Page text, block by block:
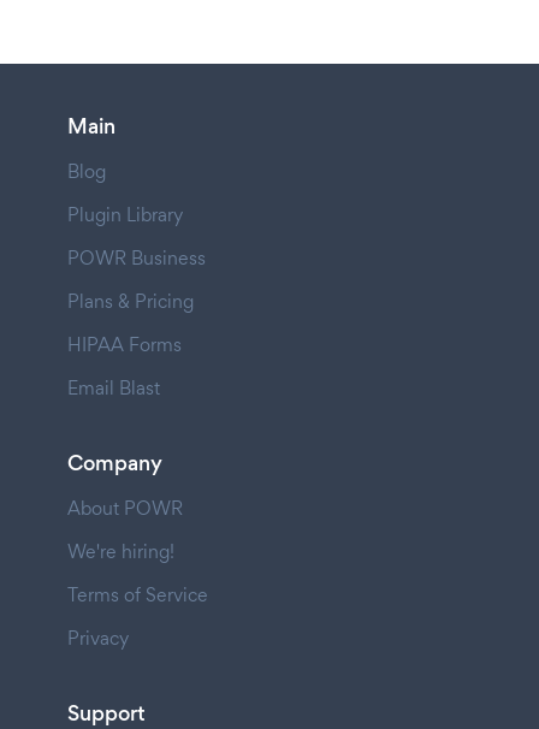
Main
Blog
Plugin Library
POWR Business
Plans & Pricing
HIPAA Forms
Email Blast
Company
About POWR
We're hiring!
Terms of Service
Privacy
Support